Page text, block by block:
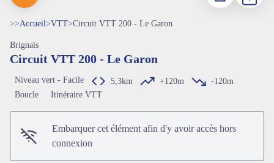
>>Accueil>VTT>Circuit VTT 200 - Le Garon
Brignais
Circuit VTT 200 - Le Garon
Niveau vert - Facile 5,3km +120m
-120m
Boucle
Itinéraire VTT
Embarquer cet élément afin d'y avoir accès hors
connexion